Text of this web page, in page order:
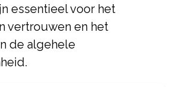
essentieel voor het
vertrouwen en het
de algehele